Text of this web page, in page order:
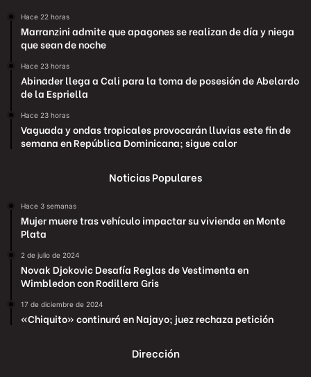
Hace 22 horas
Marranzini admite que apagones se realizan de día y niega
que sean de noche
Hace 23 horas
Abinader llega a Cali para la toma de posesión de Abelardo
de la Espriella
Hace 23 horas
Vaguada y ondas tropicales provocarán lluvias este fin de
semana en República Dominicana; sigue calor
Noticias Populares
Hace 3 semanas
Mujer muere tras vehículo impactar su vivienda en Monte
Plata
2 de julio de 2024
Novak Djokovic Desafía Reglas de Vestimenta en
Wimbledon con Rodillera Gris
17 de diciembre de 2024
«Chiquito» continurá en Najayo; juez rechaza petición
Dirección